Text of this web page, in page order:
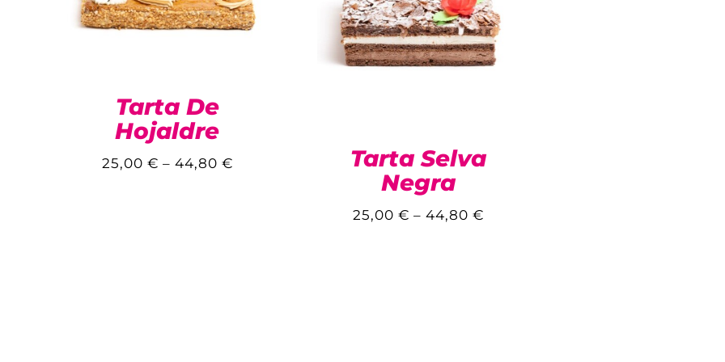
Tarta De
Hojaldre
25,00 € – 44,80 €
Tarta Selva
Negra
25,00 € – 44,80 €